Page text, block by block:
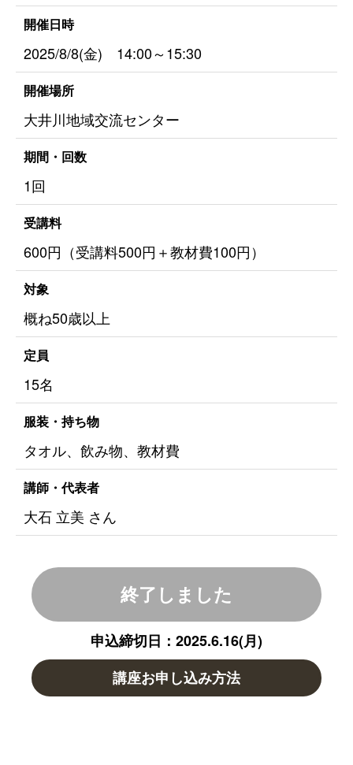
開催日時
2025/8/8(金) 14:00～15:30
開催場所
大井川地域交流センター
期間・回数
1回
受講料
600円（受講料500円＋教材費100円）
対象
概ね50歳以上
定員
15名
服装・持ち物
タオル、飲み物、教材費
講師・代表者
大石 立美 さん
終了しました
申込締切日：2025.6.16(月)
講座お申し込み方法